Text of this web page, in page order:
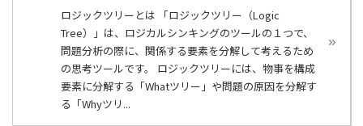
ロジックツリーとは 「ロジックツリー（Logic
Tree）」は、ロジカルシンキングのツールの１つで、
問題分析の際に、関係する要素を分解して考えるため
の思考ツールです。 ロジックツリーには、物事を構成
要素に分解する「Whatツリー」や問題の原因を分解す
る「Whyツリ...